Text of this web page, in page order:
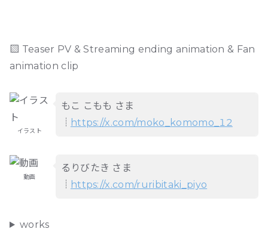
▧ Teaser PV & Streaming ending animation & Fan
animation clip
イラスト
もこ こもも さま
┊ https://x.com/moko_komomo_12
動画
るりびたき さま
┊ https://x.com/ruribitaki_piyo
works